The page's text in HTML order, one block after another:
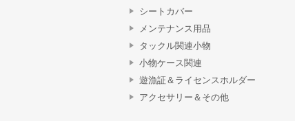
シートカバー
メンテナンス用品
タックル関連小物
小物ケース関連
遊漁証＆ライセンスホルダー
アクセサリー＆その他